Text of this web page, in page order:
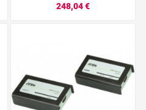
248,04 €